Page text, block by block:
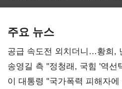
주요 뉴스
공급 속도전 외치더니…황희,
리모델링' 제안
송영길 측 "정청래, 국힘 '역
총선 지휘 못해"
이 대통령 "국가폭력 피해자